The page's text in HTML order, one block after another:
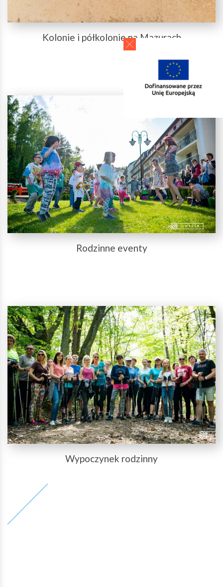
Kolonie i półkolonie na Mazurach
Rodzinne eventy
Wypoczynek rodzinny